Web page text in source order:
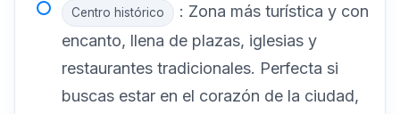
Centro histórico
: Zona más turística y con
encanto, llena de plazas, iglesias y
restaurantes tradicionales. Perfecta si
buscas estar en el corazón de la ciudad,